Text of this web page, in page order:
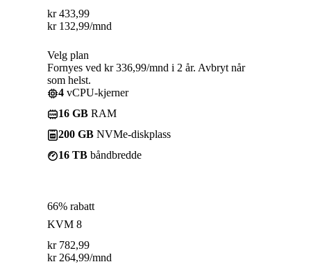
kr 433,99
kr 132,99/mnd
Velg plan
Fornyes ved kr 336,99/mnd i 2 år. Avbryt når
som helst.
4 vCPU-kjerner
16 GB RAM
200 GB NVMe-diskplass
16 TB båndbredde
66% rabatt
KVM 8
kr 782,99
kr 264,99/mnd